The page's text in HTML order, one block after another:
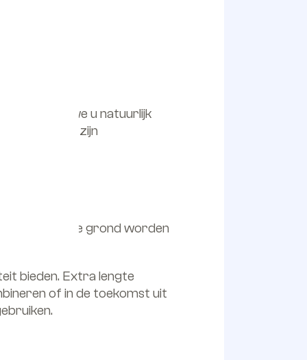
kunnen we u natuurlijk
maten zijn
de begane grond worden
bieden. Extra lengte
of in de toekomst uit